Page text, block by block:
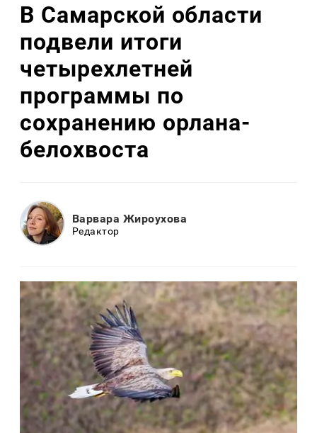
В Самарской области
подвели итоги
четырехлетней
программы по
сохранению орлана-
белохвоста
Варвара Жироухова
Редактор